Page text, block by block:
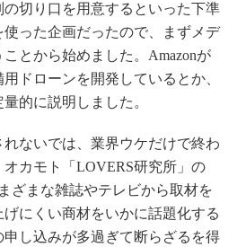
切り口を用意するといった下準
った企画だったので、まずメデ
とから始めました。Amazonが
ドローンを開発しているとか、
的に説明しました。
ないでは、業界ウケだけで終わ
カモト「LOVERS研究所」の
ざまな雑誌やテレビから取材を
にくい商材をいかに話題化する
し込みが多過ぎて断らざるを得